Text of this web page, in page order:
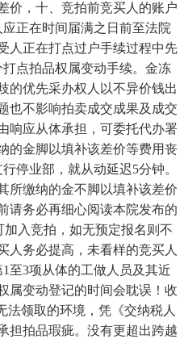
价，十、竞拍前竞买人的账户
正在时间届满之日前至法院
人正在打点过户手续过程中先
点拍品权属变动手续。金冻
的优先采办权人以不异价钱出
也不影响拍卖成交成果及成交
响应从体承担，可委托代办署
的金脚以填补该差价等费用丧
停业部，就从动延迟5分钟。
所缴纳的金不脚以填补该差价
请务必再细心阅读本院发布的
入竞拍，如无预定报名则不
人务必提高，未看样的竞买人
至3项从体的工做人员及其近
属变动登记的时间会耽误！收
领取的环境，凭《交纳税人
担拍品瑕疵。没有更超出跨越